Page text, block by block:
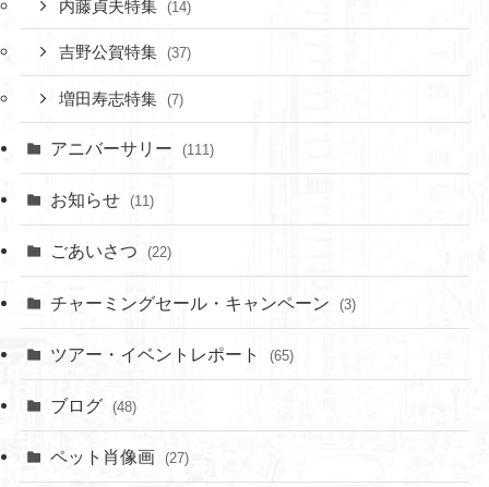
内藤貞夫特集 (14)
吉野公賀特集 (37)
増田寿志特集 (7)
アニバーサリー (111)
お知らせ (11)
ごあいさつ (22)
チャーミングセール・キャンペーン (3)
ツアー・イベントレポート (65)
ブログ (48)
ペット肖像画 (27)